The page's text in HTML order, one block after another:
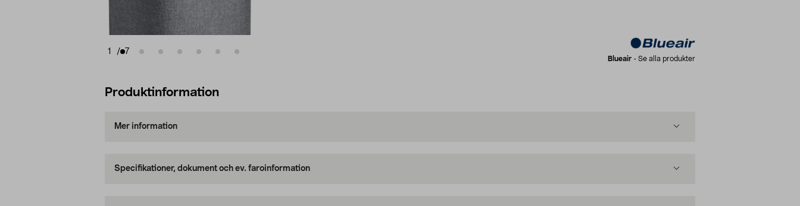
1 / 7
Blueair - Se alla produkter
Produktinformation
Mer information
Specifikationer, dokument och ev. faroinformation